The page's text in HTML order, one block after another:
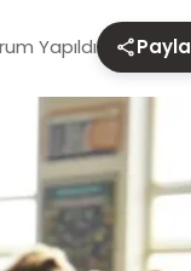
Yapıldı